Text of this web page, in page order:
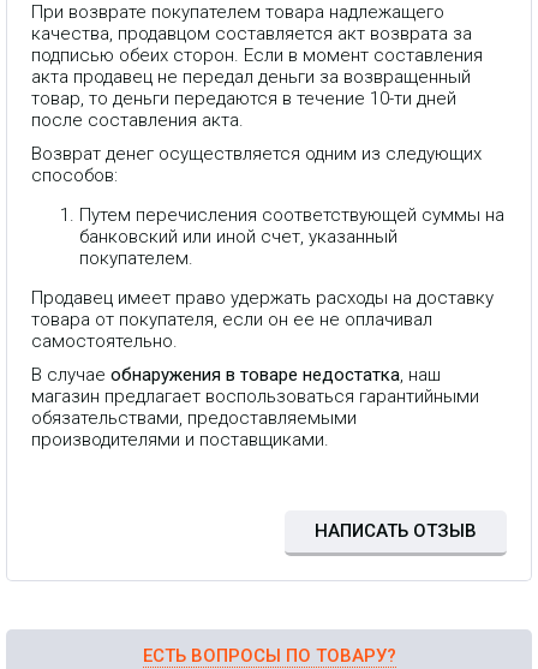
При возврате покупателем товара надлежащего
качества, продавцом составляется акт возврата за
подписью обеих сторон. Если в момент составления
акта продавец не передал деньги за возвращенный
товар, то деньги передаются в течение 10-ти дней
после составления акта.
Возврат денег осуществляется одним из следующих
способов:
Путем перечисления соответствующей суммы на
банковский или иной счет, указанный
покупателем.
Продавец имеет право удержать расходы на доставку
товара от покупателя, если он ее не оплачивал
самостоятельно.
В случае обнаружения в товаре недостатка, наш
магазин предлагает воспользоваться гарантийными
обязательствами, предоставляемыми
производителями и поставщиками.
НАПИСАТЬ ОТЗЫВ
ЕСТЬ ВОПРОСЫ ПО ТОВАРУ?